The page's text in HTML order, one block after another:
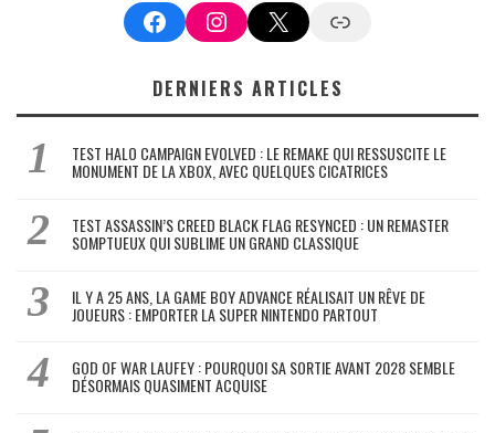
FacebookInstagram
X Google News
DERNIERS ARTICLES
TEST HALO CAMPAIGN EVOLVED : LE REMAKE QUI RESSUSCITE LE
MONUMENT DE LA XBOX, AVEC QUELQUES CICATRICES
TEST ASSASSIN’S CREED BLACK FLAG RESYNCED : UN REMASTER
SOMPTUEUX QUI SUBLIME UN GRAND CLASSIQUE
IL Y A 25 ANS, LA GAME BOY ADVANCE RÉALISAIT UN RÊVE DE
JOUEURS : EMPORTER LA SUPER NINTENDO PARTOUT
GOD OF WAR LAUFEY : POURQUOI SA SORTIE AVANT 2028 SEMBLE
DÉSORMAIS QUASIMENT ACQUISE